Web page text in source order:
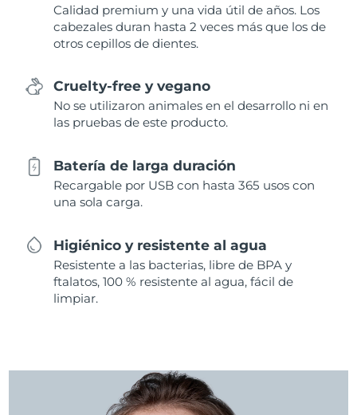
Calidad premium y una vida útil de años. Los
cabezales duran hasta 2 veces más que los de
otros cepillos de dientes.
Cruelty-free y vegano
No se utilizaron animales en el desarrollo ni en
las pruebas de este producto.
Batería de larga duración
Recargable por USB con hasta 365 usos con
una sola carga.
Higiénico y resistente al agua
Resistente a las bacterias, libre de BPA y
ftalatos, 100 % resistente al agua, fácil de
limpiar.